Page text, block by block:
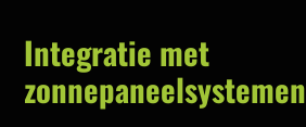
Integratie met
zonnepaneelsystemen